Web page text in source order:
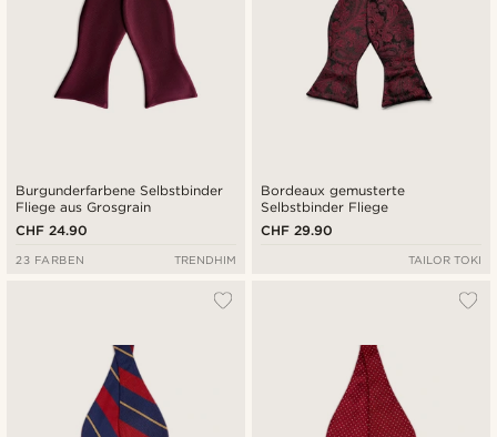
Burgunderfarbene Selbstbinder
Fliege aus Grosgrain
CHF 24.90
23 FARBEN TRENDHIM
Bordeaux gemusterte
Selbstbinder Fliege
CHF 29.90
TAILOR TOKI